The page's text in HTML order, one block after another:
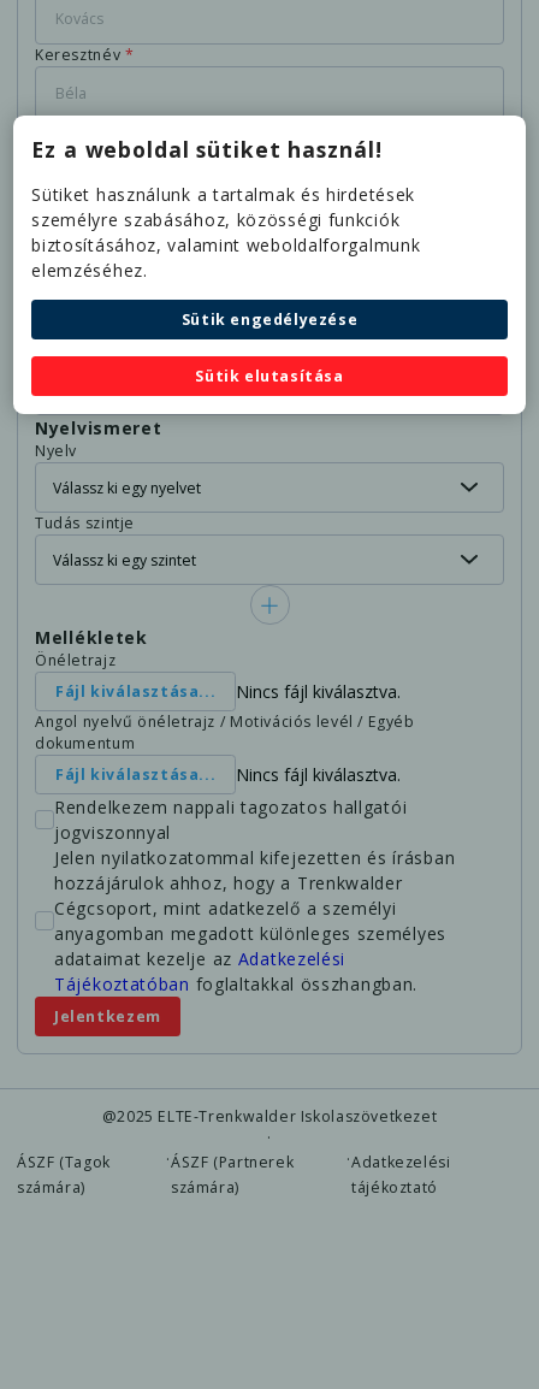
Ez a weboldal sütiket használ!
Sütiket használunk a tartalmak és hirdetések
személyre szabásához, közösségi funkciók
biztosításához, valamint weboldalforgalmunk
elemzéséhez.
Sütik engedélyezése
Sütik elutasítása
Keresztnév *
Telefonszámod *
Melyik településen élsz?
Születési idő
Nyelvismeret
Nyelv
Tudás szintje
Mellékletek
Önéletrajz
Fájl kiválasztása...
Nincs fájl kiválasztva.
Angol nyelvű önéletrajz / Motivációs levél / Egyéb
dokumentum
Fájl kiválasztása...
Nincs fájl kiválasztva.
Rendelkezem nappali tagozatos hallgatói
jogviszonnyal
Jelen nyilatkozatommal kifejezetten és írásban
hozzájárulok ahhoz, hogy a Trenkwalder
Cégcsoport, mint adatkezelő a személyi
anyagomban megadott különleges személyes
adataimat kezelje az Adatkezelési
Tájékoztatóban foglaltakkal összhangban.
Jelentkezem
@2025 ELTE-Trenkwalder Iskolaszövetkezet
·
ÁSZF (Tagok
számára)
·ÁSZF (Partnerek
számára)
·Adatkezelési
tájékoztató